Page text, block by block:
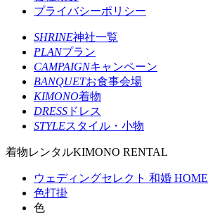
プライバシーポリシー
SHRINE神社一覧
PLANプラン
CAMPAIGNキャンペーン
BANQUETお食事会場
KIMONO着物
DRESS ドレス
STYLEスタイル・小物
着物レンタルKIMONO RENTAL
ウェディングセレクト 和婚 HOME
色打掛
色